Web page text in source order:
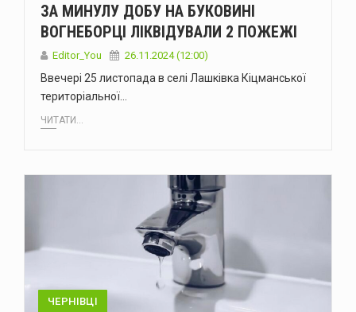
ЗА МИНУЛУ ДОБУ НА БУКОВИНІ
ВОГНЕБОРЦІ ЛІКВІДУВАЛИ 2 ПОЖЕЖІ
Editor_You 26.11.2024 (12:00)
Ввечері 25 листопада в селі Лашківка Кіцманської
територіальної…
ЧИТАТИ...
ЧЕРНІВЦІ